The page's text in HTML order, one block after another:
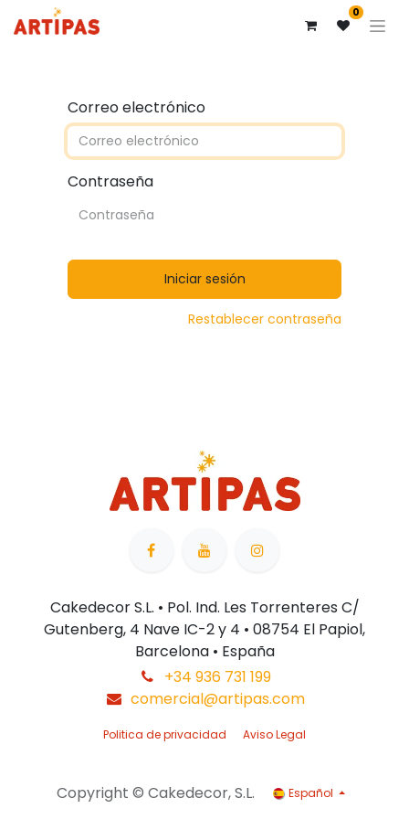
0
Correo electrónico
Contraseña
Iniciar sesión
Restablecer contraseña
Cakedecor S.L. • Pol. Ind. Les Torrenteres C/
Gutenberg, 4 Nave IC-2 y 4 • 08754 El Papiol,
Barcelona • España
+34 936 731 199
comercial@artipas.com
Politica de privacidad Aviso Legal
Copyright © Cakedecor, S.L. Español